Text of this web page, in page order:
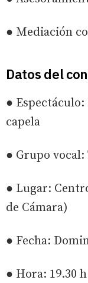
● Mediación
Datos del
●
capela
● Grupo vocal:
● Lugar:
de Cámara)
● Fecha:
● Hora: 19.30 h